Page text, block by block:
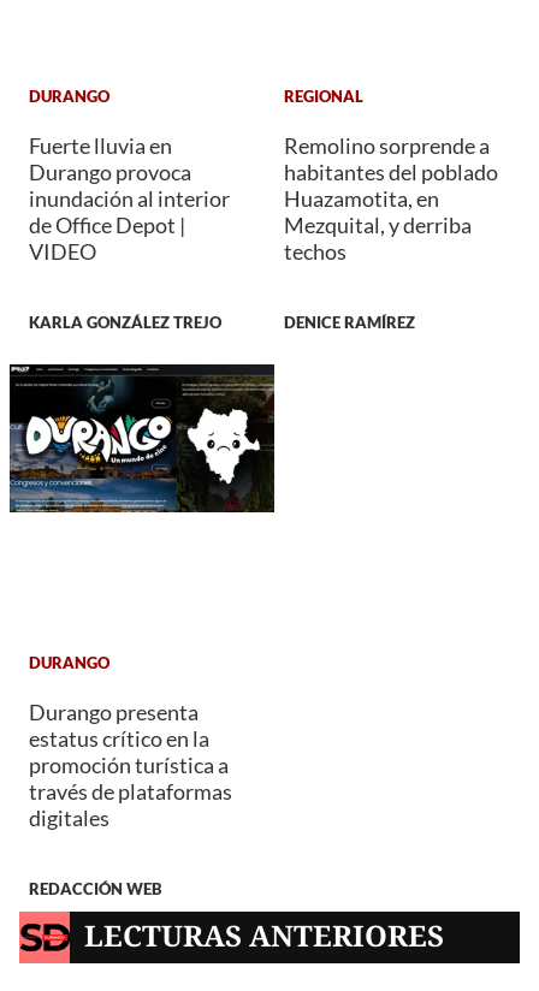
DURANGO
Fuerte lluvia en
Durango provoca
inundación al interior
de Office Depot |
VIDEO
KARLA GONZÁLEZ TREJO
REGIONAL
Remolino sorprende a
habitantes del poblado
Huazamotita, en
Mezquital, y derriba
techos
DENICE RAMÍREZ
DURANGO
Durango presenta
estatus crítico en la
promoción turística a
través de plataformas
digitales
REDACCIÓN WEB
LECTURAS ANTERIORES